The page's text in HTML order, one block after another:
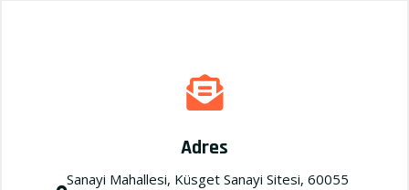
Adres
Sanayi Mahallesi, Küsget Sanayi Sitesi, 60055